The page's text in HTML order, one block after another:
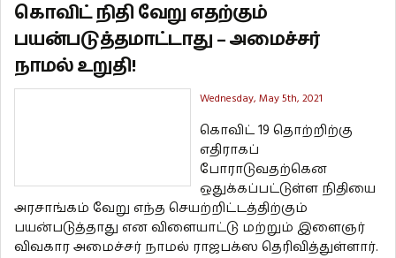
கொவிட் நிதி வேறு எதற்கும்
பயன்படுத்தமாட்டாது – அமைச்சர்
நாமல் உறுதி!
Wednesday, May 5th, 2021
கொவிட் 19 தொற்றிற்கு
எதிராகப்
போராடுவதற்கென
ஒதுக்கப்பட்டுள்ள நிதியை
அரசாங்கம் வேறு எந்த செயற்றிட்டத்திற்கும்
பயன்படுத்தாது என விளையாட்டு மற்றும் இளைஞர்
விவகார அமைச்சர் நாமல் ராஜபக்ஸ தெரிவித்துள்ளார்.